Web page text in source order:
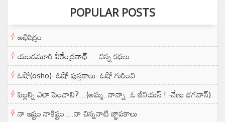
POPULAR POSTS
అభిషిక్తం
యండమూరి వీరేంద్రనాథ్ ... చిన్న కథలు
ఓషో(osho)- ఓషో పుస్తకాలు- ఓషో గురించి
పిల్లల్ని ఎలా పెంచాలి?...(అమ్మ..నాన్నా..ఓ జీనియస్ ! -వేణు భగవాన్).
నా ఇష్టం నాకిష్టం ...నా చిన్ననాటి జ్ఞాపకాలు